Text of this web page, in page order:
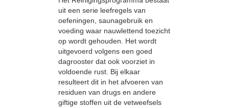
uit een serie leefregels van
oefeningen, saunagebruik en
voeding waar nauwlettend toezicht
op wordt gehouden. Het wordt
uitgevoerd volgens een goed
dagrooster dat ook voorziet in
voldoende rust. Bij elkaar
resulteert dit in het afvoeren van
residuen van drugs en andere
giftige stoffen uit de vetweefsels